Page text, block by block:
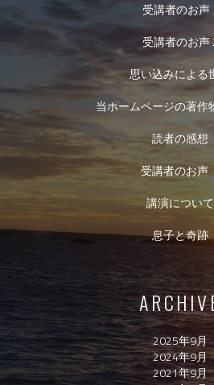
受講者のお声
受講者のお声
思い込みによる
当ホームページの著作
読者の感想
受講者のお声
講演について
息子と奇跡
2025年9月
2024年9月
2021年9月